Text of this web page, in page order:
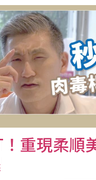
重現柔順